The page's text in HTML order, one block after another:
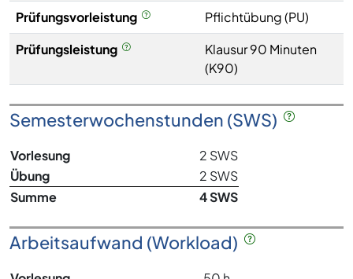
Prüfungsvorleistung
Pflichtübung (PU)
Prüfungsleistung
Klausur 90 Minuten
(K90)
Semesterwochenstunden (SWS)
Vorlesung
2 SWS
Übung
2 SWS
Summe
4 SWS
Arbeitsaufwand (Workload)